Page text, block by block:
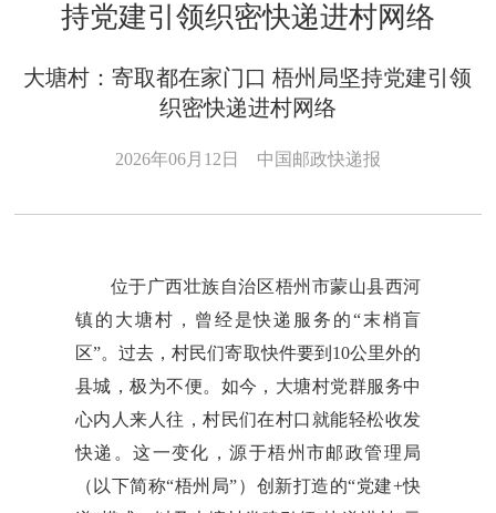
持党建引领织密快递进村网络
大塘村：寄取都在家门口 梧州局坚持党建引领
织密快递进村网络
2026年06月12日 中国邮政快递报
位于广西壮族自治区梧州市蒙山县西河
镇的大塘村，曾经是快递服务的“末梢盲
区”。过去，村民们寄取快件要到10公里外的
县城，极为不便。如今，大塘村党群服务中
心内人来人往，村民们在村口就能轻松收发
快递。这一变化，源于梧州市邮政管理局
（以下简称“梧州局”）创新打造的“党建+快